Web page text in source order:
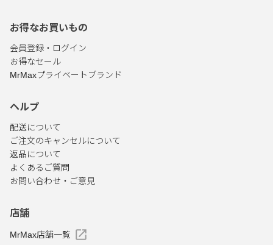
お得なお買いもの
会員登録・ログイン
お得なセール
MrMaxプライベートブランド
ヘルプ
配送について
ご注文のキャンセルについて
返品について
よくあるご質問
お問い合わせ・ご意見
店舗
MrMax店舗一覧